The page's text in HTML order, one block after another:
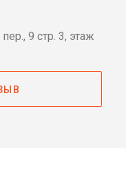
9 стр. 3, этаж